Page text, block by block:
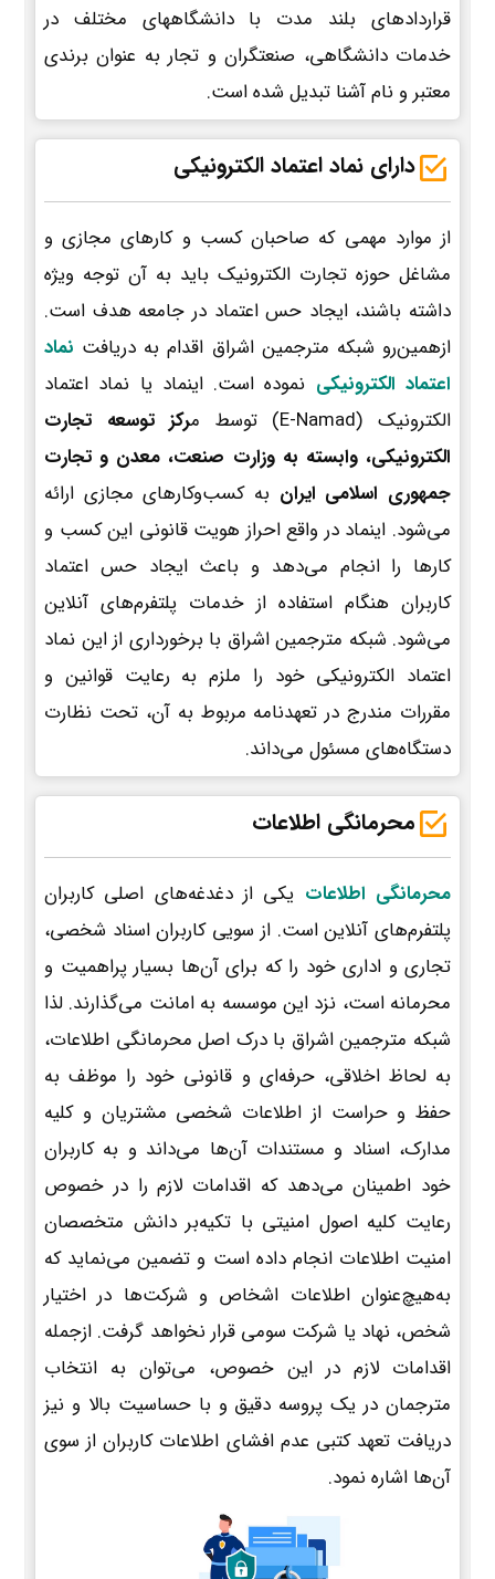
قراردادهای بلند مدت با دانشگاههای مختلف در
خدمات دانشگاهی، صنعتگران و تجار به عنوان برندی
معتبر و نام آشنا تبدیل شده است.
دارای نماد اعتماد الکترونیکی
از موارد مهمی که صاحبان کسب و کارهای مجازی و
مشاغل حوزه تجارت الکترونیک باید به آن توجه ویژه
داشته باشند، ایجاد حس اعتماد در جامعه هدف است.
ازهمین‌رو شبکه مترجمین اشراق اقدام به دریافت نماد
اعتماد الکترونیکی نموده است. اینماد یا نماد اعتماد
الکترونیک (E-Namad) توسط م
رکز توسعه تجارت
الکترونیکی، وابسته به وزارت صنعت، معدن و تجارت
جمهوری اسلامی ایران به کسب‌وکارهای مجازی ارائه
می‌شود. اینماد در واقع احراز هویت قانونی این کسب و
کارها را انجام می‌دهد و باعث ایجاد حس اعتماد
کاربران هنگام استفاده از خدمات پلتفرم‌های آنلاین
می‌شود. شبکه مترجمین اشراق با برخورداری از این نماد
اعتماد الکترونیکی خود را ملزم به رعایت قوانین و
مقررات مندرج در تعهدنامه مربوط به آن، تحت نظارت
دستگاه‌های مسئول می‌داند.
محرمانگی اطلاعات
محرمانگی اطلاعات یکی از دغدغه‌های اصلی کاربران
پلتفرم‌های آنلاین است. از سویی کاربران اسناد شخصی،
تجاری و اداری خود را که برای آن‌ها بسیار پراهمیت و
محرمانه است، نزد این موسسه به امانت می‌گذارند. لذا
شبکه مترجمین اشراق با درک اصل محرمانگی اطلاعات،
به لحاظ اخلاقی، حرفه‌ای و قانونی خود را موظف به
حفظ و حراست از اطلاعات شخصی مشتریان و کلیه
مدارک، اسناد و مستندات آن‌ها می‌داند و به کاربران
خود اطمینان می‌دهد که اقدامات لازم را در خصوص
رعایت کلیه اصول امنیتی با تکیه‌بر دانش متخصصان
امنیت اطلاعات انجام داده است و تضمین می‌نماید که
به‌هیچ‌عنوان اطلاعات اشخاص و شرکت‌ها در اختیار
شخص، نهاد یا شرکت سومی قرار نخواهد گرفت. ازجمله
اقدامات لازم در این خصوص، می‌توان به انتخاب
مترجمان در یک پروسه دقیق و با حساسیت بالا و نیز
دریافت تعهد کتبی عدم افشای اطلاعات کاربران از سوی
آن‌ها اشاره نمود.